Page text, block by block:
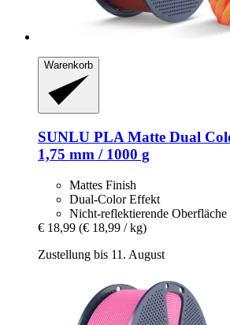
Warenkorb
SUNLU PLA Matte Dual
1,75 mm / 1000 g
Mattes Finish
Dual-Color Effekt
Nicht-reflektierende Oberfläche
€ 18,99 (€ 18,99 / kg)
Zustellung bis 11. August